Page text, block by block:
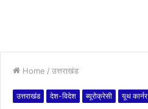
Home / उत्तराखंड
उत्तराखंड देश-विदेश ब्यूरोक्रेसी यूथ कार्नर